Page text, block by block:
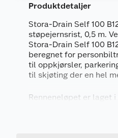
Produktdetaljer
Stora-Drain Self 100
støpejernsrist, 0,5 m.
Stora-Drain Self 100
beregnet for
til oppkjørsler,
til skjøting der en hel
Renneneløpet er laget